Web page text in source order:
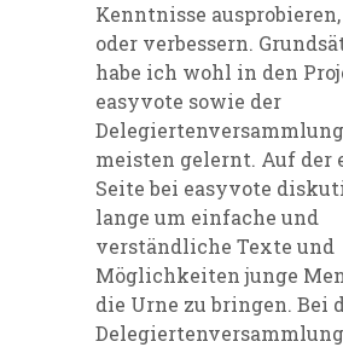
Kenntnisse
oder verbessern.
habe ich wohl in den
easyvote sowie der
meisten gelernt. Auf der
Seite bei easyvote
lange um einfache und
verständliche Texte und
Möglichkeiten junge
die Urne zu bringen. Bei